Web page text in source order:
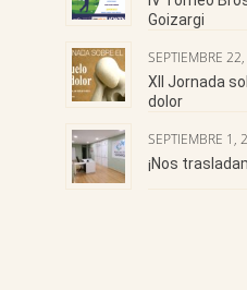
Goizargi
SEPTIEMBRE
XII Jornada
dolor
SEPTIEMBRE 1,
¡Nos